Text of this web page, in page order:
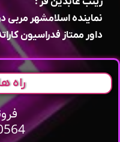
نماینده اسلامشهر مربی
داور ممتاز فدراسیون
راه